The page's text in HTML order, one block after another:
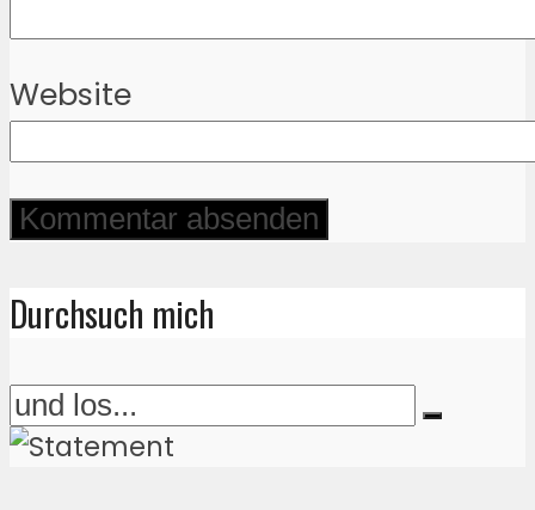
Website
Durchsuch mich